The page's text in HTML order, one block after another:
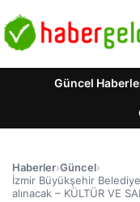
Güncel
Haberler›Güncel›
İzmir Büyükşehir
alınacak – KÜLTÜR VE